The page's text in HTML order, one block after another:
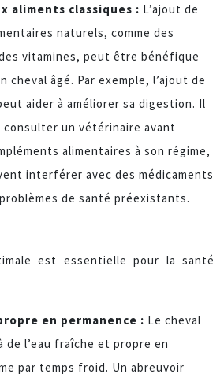
aliments classiques : L’ajout de
naturels, comme des
vitamines, peut être bénéfique
cheval âgé. Par exemple, l’ajout de
aider à améliorer sa digestion. Il
un vétérinaire avant
alimentaires à son régime,
interférer avec des médicaments
de santé préexistants.
est essentielle pour la santé
en permanence : Le cheval
de l’eau fraîche et propre en
par temps froid. Un abreuvoir